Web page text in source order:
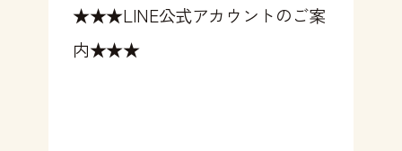
★★★LINE公式アカウントのご案
内★★★